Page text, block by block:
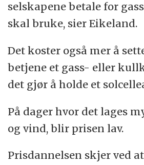
selskapene betale for
skal bruke, sier Eikeland.
Det koster også mer å
betjene et gass- eller
det gjør å holde et
På dager hvor det lages
og vind, blir prisen lav.
Prisdannelsen skjer ved